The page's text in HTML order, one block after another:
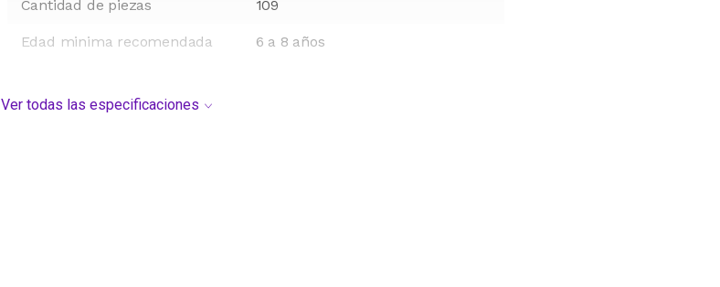
Cantidad de piezas 109
Edad minima recomendada 6 a 8 años
Ver todas las especificaciones